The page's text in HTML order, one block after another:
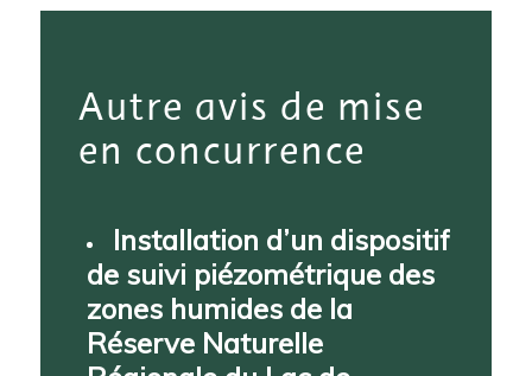
Autre avis de mise
en concurrence
Installation d’un dispositif
de suivi piézométrique des
zones humides de la
Réserve Naturelle